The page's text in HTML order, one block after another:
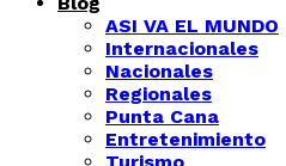
ASI VA EL MUNDO
Internacionales
Nacionales
Regionales
Punta Cana
Entretenimiento